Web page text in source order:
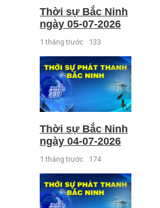
Thời sự Bắc Ninh
ngày 05-07-2026
1 tháng trước 133
Thời sự Bắc Ninh
ngày 04-07-2026
1 tháng trước 174